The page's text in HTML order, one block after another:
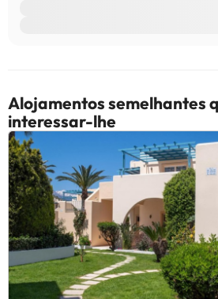
Alojamentos semelhantes
interessar-lhe